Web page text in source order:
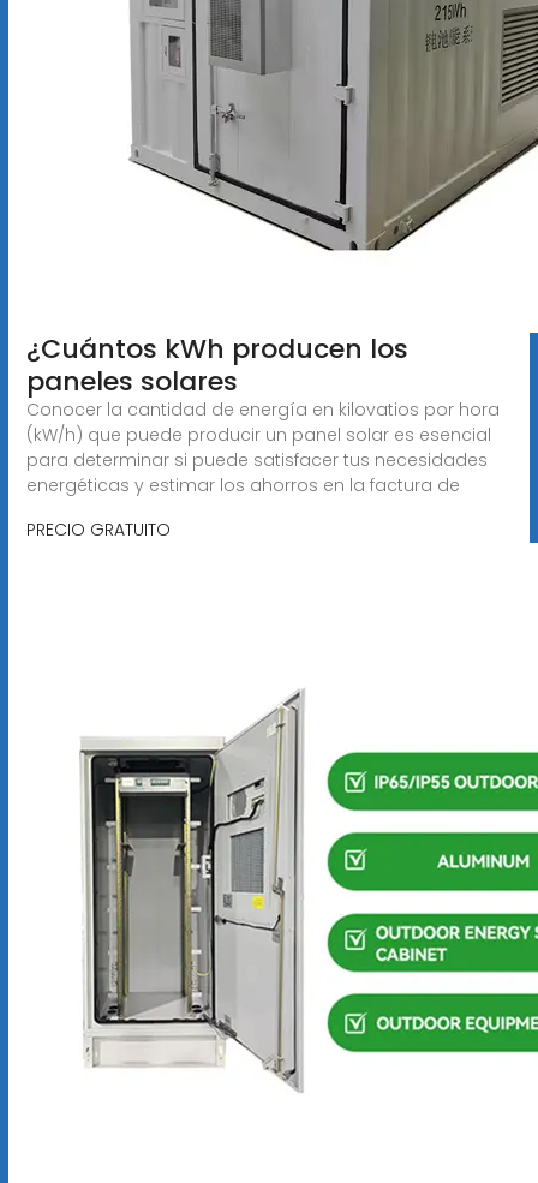
¿Cuántos kWh producen los
paneles solares
Conocer la cantidad de energía en kilovatios por hora
(kW/h) que puede producir un panel solar es esencial
para determinar si puede satisfacer tus necesidades
energéticas y estimar los ahorros en la factura de
PRECIO GRATUITO